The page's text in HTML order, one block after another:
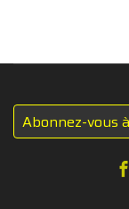
Abonnez-vous